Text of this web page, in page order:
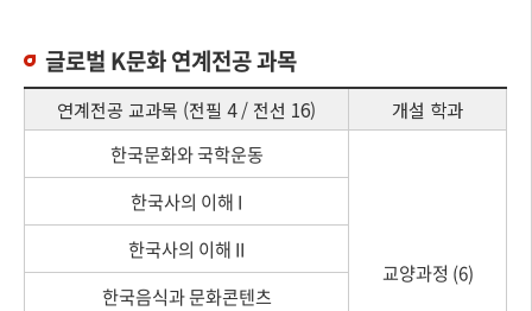
글로벌 K문화 연계전공 과목
연계전공 교과목 (전필 4 / 전선 16) 개설 학과
한국문화와 국학운동
교양과정 (6)
한국사의 이해 I
한국사의 이해 II
한국음식과 문화콘텐츠